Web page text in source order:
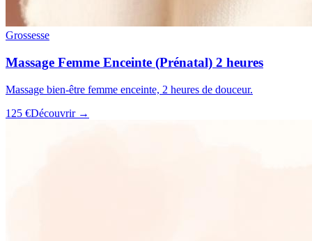
Grossesse
Massage Femme Enceinte (Prénatal) 2 heures
Massage bien-être femme enceinte, 2 heures de douceur.
125 €Découvrir →